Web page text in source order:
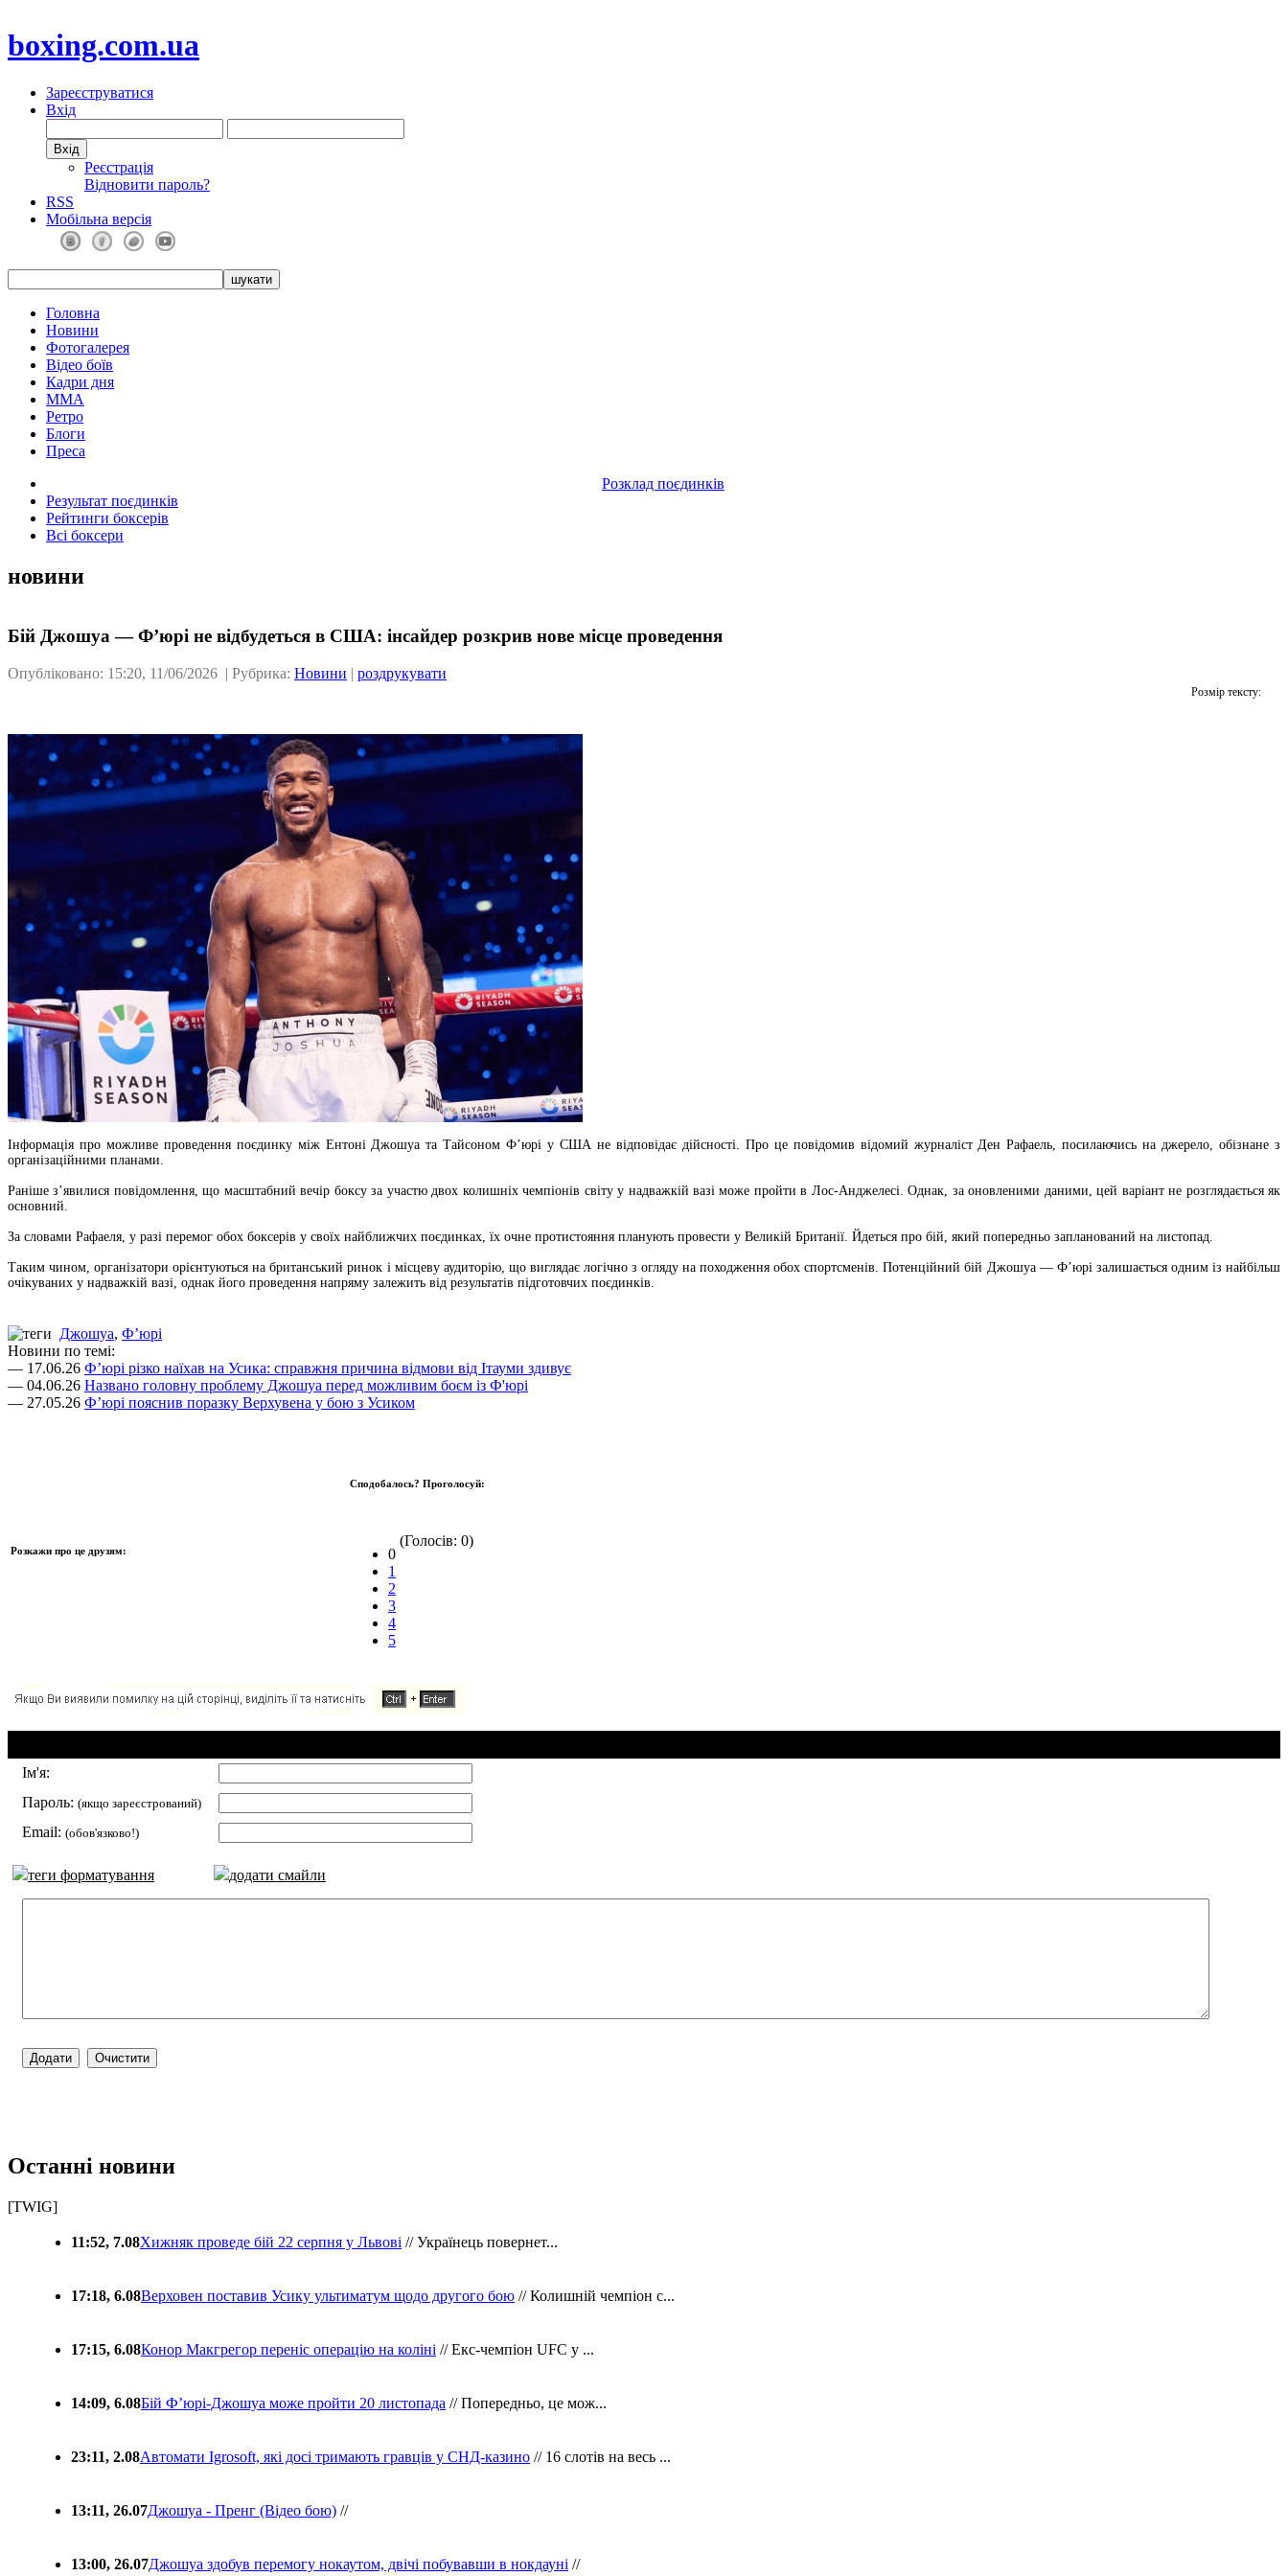
boxing.com.ua
Зареєструватися
Вхід
Реєстрація
Відновити пароль?
RSS
Мобільна версія
Головна
Новини
Фотогалерея
Відео боїв
Кадри дня
ММА
Ретро
Блоги
Преса
Розклад поєдинків
Результат поєдинків
Рейтинги боксерів
Всі боксери
новини
Бій Джошуа — Ф’юрі не відбудеться в США: інсайдер розкрив нове місце проведення
Опубліковано: 15:20, 11/06/2026 | Рубрика: Новини | роздрукувати
Розмір тексту:
Інформація про можливе проведення поєдинку між Ентоні Джошуа та Тайсоном Ф’юрі у США не відповідає дійсності. Про це повідомив відомий журналіст Ден Рафаель, посилаючись на джерело, обізнане з
організаційними планами.
Раніше з’явилися повідомлення, що масштабний вечір боксу за участю двох колишніх чемпіонів світу у надважкій вазі може пройти в Лос-Анджелесі. Однак, за оновленими даними, цей варіант не розглядається як
основний.
За словами Рафаеля, у разі перемог обох боксерів у своїх найближчих поєдинках, їх очне протистояння планують провести у Великій Британії. Йдеться про бій, який попередньо запланований на листопад.
Таким чином, організатори орієнтуються на британський ринок і місцеву аудиторію, що виглядає логічно з огляду на походження обох спортсменів. Потенційний бій Джошуа — Ф’юрі залишається одним із найбільш
очікуваних у надважкій вазі, однак його проведення напряму залежить від результатів підготовчих поєдинків.
Джошуа, Ф’юрі
Новини по темі:
— 17.06.26 Ф’юрі різко наїхав на Усика: справжня причина відмови від Ітауми здивує
— 04.06.26 Названо головну проблему Джошуа перед можливим боєм із Ф'юрі
— 27.05.26 Ф’юрі пояснив поразку Верхувена у бою з Усиком
Розкажи про це друзям:
Сподобалось? Проголосуй:
0
1
2
3
4
5
(Голосів: 0)
Ім'я:
Пароль: (якщо зареєстрований)
Email: (обов'язково!)
теги форматування додати смайли
Останні новини
[TWIG]
11:52, 7.08Хижняк проведе бій 22 серпня у Львові // Українець повернет...
17:18, 6.08Верховен поставив Усику ультиматум щодо другого бою // Колишній чемпіон с...
17:15, 6.08Конор Макгрегор переніс операцію на коліні // Екс-чемпіон UFC у ...
14:09, 6.08Бій Ф’юрі-Джошуа може пройти 20 листопада // Попередньо, це мож...
23:11, 2.08Автомати Igrosoft, які досі тримають гравців у СНД-казино // 16 слотів на весь ...
13:11, 26.07Джошуа - Пренг (Відео бою) //
13:00, 26.07Джошуа здобув перемогу нокаутом, двічі побувавши в нокдауні //